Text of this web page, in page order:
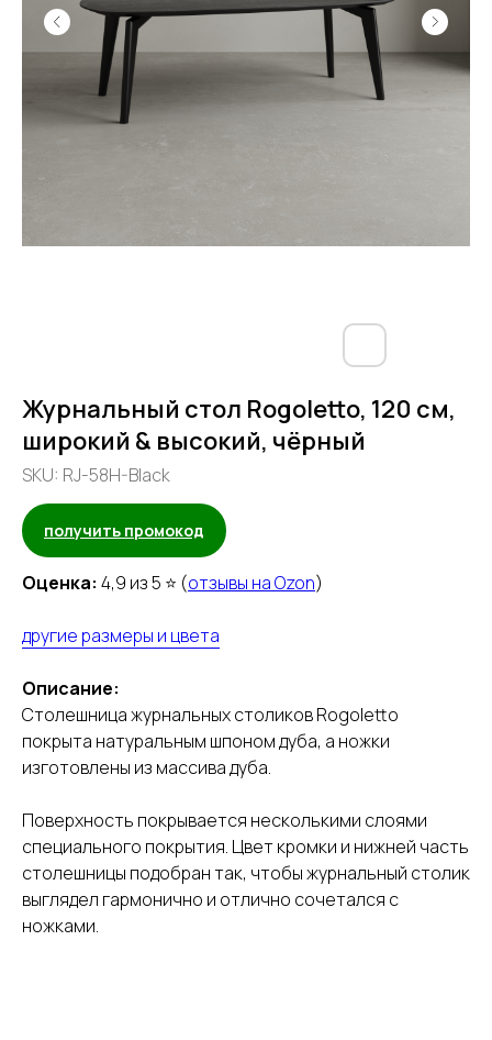
Журнальный стол Rogoletto, 120 см,
широкий & высокий, чёрный
SKU: RJ-58H-Black
получить промокод
Оценка: 4,9 из 5 ⭐ (отзывы на Ozon)
другие размеры и цвета
Описание:
Столешница журнальных столиков Rogoletto
покрыта натуральным шпоном дуба, а ножки
изготовлены из массива дуба.
Поверхность покрывается несколькими слоями
специального покрытия. Цвет кромки и нижней часть
столешницы подобран так, чтобы журнальный столик
выглядел гармонично и отлично сочетался с
ножками.